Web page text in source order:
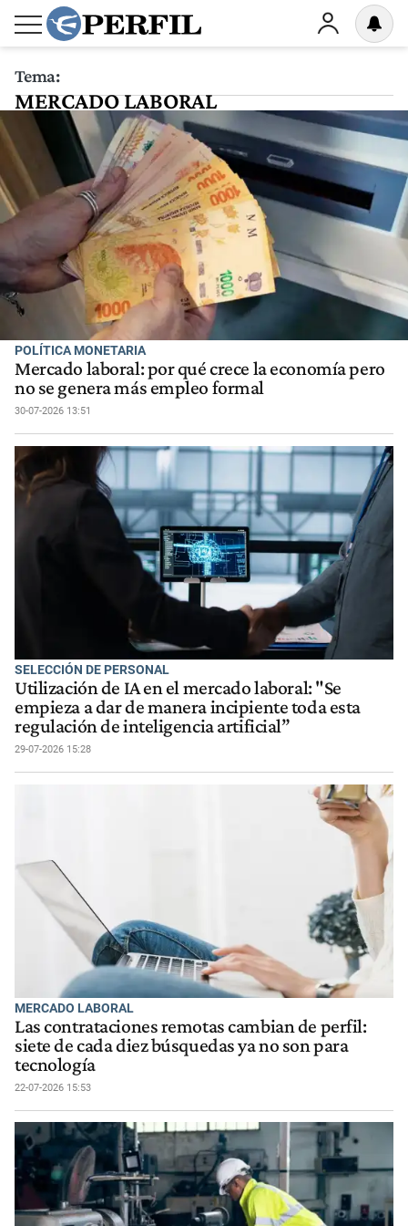
Tema:
MERCADO LABORAL
POLÍTICA MONETARIA
Mercado laboral: por qué crece la economía pero
no se genera más empleo formal
30-07-2026 13:51
SELECCIÓN DE PERSONAL
Utilización de IA en el mercado laboral: "Se
empieza a dar de manera incipiente toda esta
regulación de inteligencia artificial”
29-07-2026 15:28
MERCADO LABORAL
Las contrataciones remotas cambian de perfil:
siete de cada diez búsquedas ya no son para
tecnología
22-07-2026 15:53